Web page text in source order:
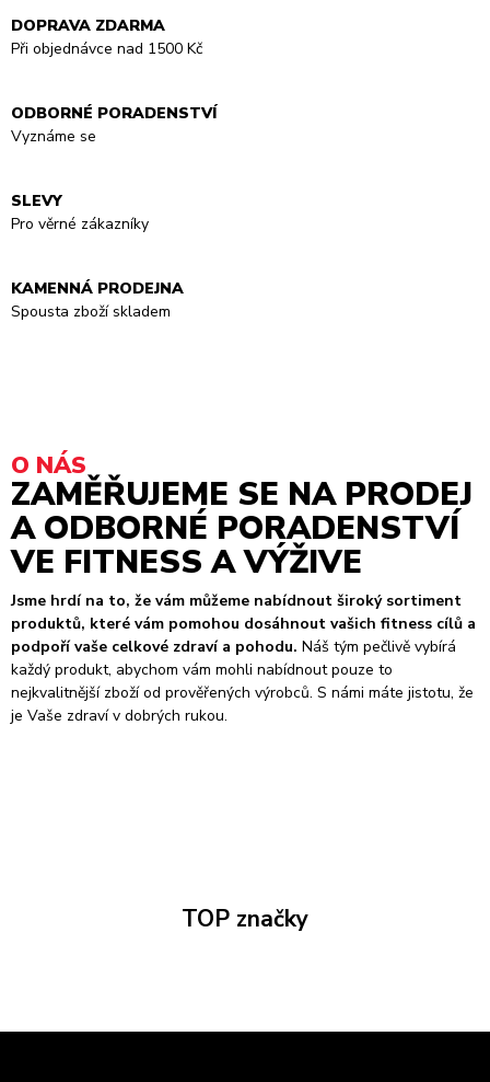
DOPRAVA ZDARMA
Při objednávce nad 1500 Kč
ODBORNÉ PORADENSTVÍ
Vyznáme se
SLEVY
Pro věrné zákazníky
KAMENNÁ PRODEJNA
Spousta zboží skladem
O NÁS
ZAMĚŘUJEME SE NA PRODEJ
A ODBORNÉ PORADENSTVÍ
VE FITNESS A VÝŽIVE
Jsme hrdí na to, že vám můžeme nabídnout široký sortiment
produktů, které vám pomohou dosáhnout vašich fitness cílů a
podpoří vaše celkové zdraví a pohodu. Náš tým pečlivě vybírá
každý produkt, abychom vám mohli nabídnout pouze to
nejkvalitnější zboží od prověřených výrobců. S námi máte jistotu, že
je Vaše zdraví v dobrých rukou.
TOP značky